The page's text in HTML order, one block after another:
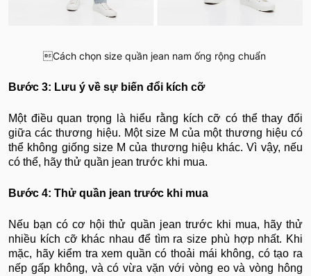
Cách chọn size quần jean nam ống rộng chuẩn
Bước 3: Lưu ý về sự biến đổi kích cỡ
Một điều quan trọng là hiểu rằng kích cỡ có thể thay đổi
giữa các thương hiệu. Một size M của một thương hiệu có
thể không giống size M của thương hiệu khác. Vì vậy, nếu
có thể, hãy thử quần jean trước khi mua.
Bước 4: Thử quần jean trước khi mua
Nếu bạn có cơ hội thử quần jean trước khi mua, hãy thử
nhiều kích cỡ khác nhau để tìm ra size phù hợp nhất. Khi
mặc, hãy kiểm tra xem quần có thoải mái không, có tạo ra
nếp gấp không, và có vừa vặn với vòng eo và vòng hông